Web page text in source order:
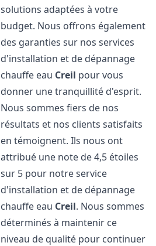
solutions adaptées à votre
budget. Nous offrons également
des garanties sur nos services
d'installation et de dépannage
chauffe eau Creil pour vous
donner une tranquillité d'esprit.
Nous sommes fiers de nos
résultats et nos clients satisfaits
en témoignent. Ils nous ont
attribué une note de 4,5 étoiles
sur 5 pour notre service
d'installation et de dépannage
chauffe eau Creil. Nous sommes
déterminés à maintenir ce
niveau de qualité pour continuer